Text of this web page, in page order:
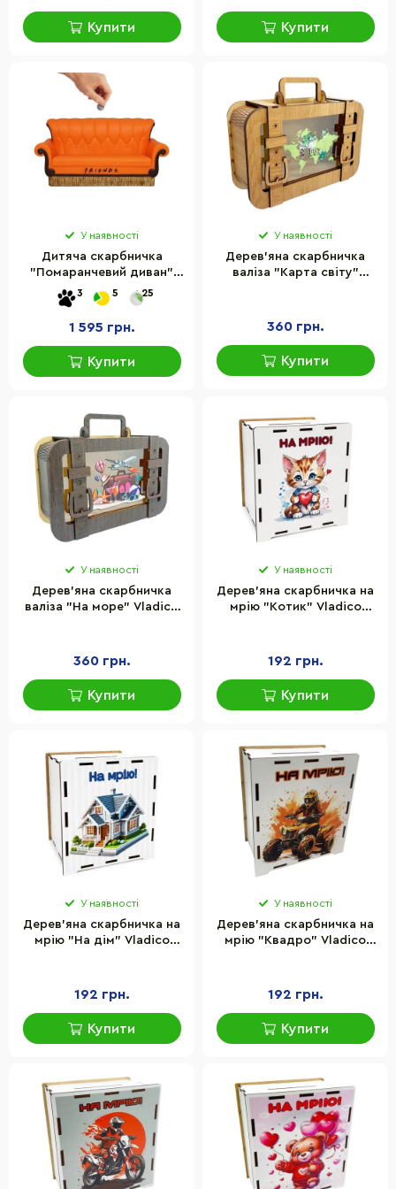
Купити Купити
У наявності
Дитяча скарбничка
"Помаранчевий диван"
Monogram 47241 серії
"Друзі"
3 5 25
1 595 грн.
Купити
У наявності
Дерев'яна скарбничка
валіза "Карта світу"
360 грн.
Купити
У наявності
Дерев'яна скарбничка
валіза "На море" Vladico
360 грн.
Купити
У наявності
Дерев'яна скарбничка на
мрію "Котик" Vladico
192 грн.
Купити
У наявності
Дерев'яна скарбничка на
мрію "На дім" Vladico
192 грн.
Купити
У наявності
Дерев'яна скарбничка на
мрію "Квадро" Vladico
192 грн.
Купити